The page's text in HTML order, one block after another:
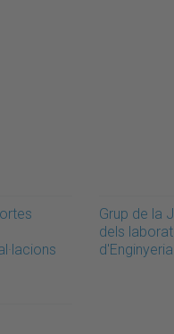
Grup de la
dels